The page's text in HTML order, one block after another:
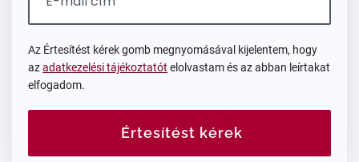
Az Értesítést kérek gomb megnyomásával kijelentem, hogy
azadatkezelési tájékoztatót elolvastam és az abban leírtakat
elfogadom.
Értesítést kérek